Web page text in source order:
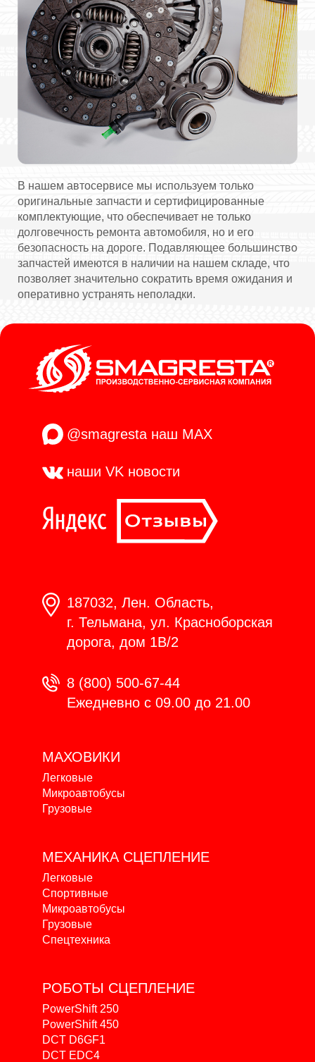
В нашем автосервисе мы используем только
оригинальные запчасти и сертифицированные
комплектующие, что обеспечивает не только
долговечность ремонта автомобиля, но и его
безопасность на дороге. Подавляющее большинство
запчастей имеются в наличии на нашем складе, что
позволяет значительно сократить время ожидания и
оперативно устранять неполадки.
@smagresta наш MAX
наши VK новости
187032, Лен. Область,
г. Тельмана, ул. Красноборская
дорога, дом 1В/2
8 (800) 500-67-44
Ежедневно с 09.00 до 21.00
МАХОВИКИ
Легковые
Микроавтобусы
Грузовые
МЕХАНИКА СЦЕПЛЕНИЕ
Легковые
Спортивные
Микроавтобусы
Грузовые
Спецтехника
РОБОТЫ СЦЕПЛЕНИЕ
PowerShift 250
PowerShift 450
DCT D6GF1
DCT EDC4